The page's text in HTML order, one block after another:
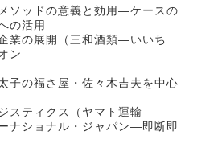
ソッドの意義と効用―ケースの
の活用
業の展開（三和酒類―いいち
ン
子の福さ屋・佐々木吉夫を中心
ティクス（ヤマト運輸
ナショナル・ジャパン―即断即